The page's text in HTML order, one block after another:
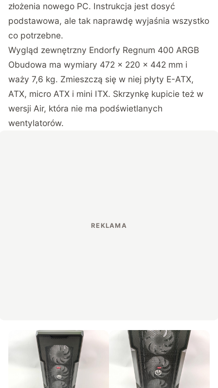
złożenia nowego PC. Instrukcja jest dosyć
podstawowa, ale tak naprawdę wyjaśnia wszystko
co potrzebne.
Wygląd zewnętrzny Endorfy Regnum 400 ARGB
Obudowa ma wymiary 472 x 220 x 442 mm i
waży 7,6 kg. Zmieszczą się w niej płyty E-ATX,
ATX, micro ATX i mini ITX. Skrzynkę kupicie też w
wersji Air, która nie ma podświetlanych
wentylatorów.